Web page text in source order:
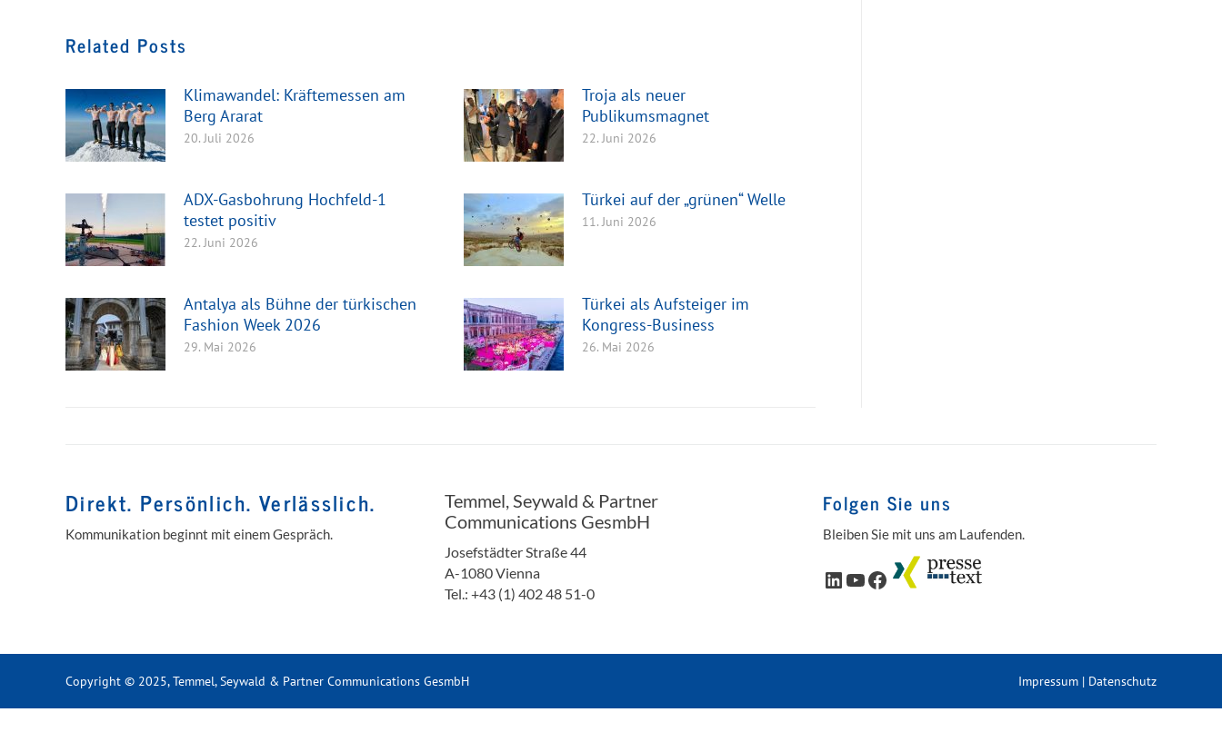
Related Posts
Klimawandel: Kräftemessen am
Berg Ararat
20. Juli 2026
Troja als neuer
Publikumsmagnet
22. Juni 2026
ADX-Gasbohrung Hochfeld-1
testet positiv
22. Juni 2026
Türkei auf der „grünen“ Welle
11. Juni 2026
Antalya als Bühne der türkischen
Fashion Week 2026
29. Mai 2026
Türkei als Aufsteiger im
Kongress-Business
26. Mai 2026
Direkt. Persönlich. Verlässlich.
Kommunikation beginnt mit einem Gespräch.
Temmel, Seywald & Partner
Communications GesmbH
Josefstädter Straße 44
A-1080 Vienna
Tel.: +43 (1) 402 48 51-0
Folgen Sie uns
Bleiben Sie mit uns am Laufenden.
LinkedIn
YouTube
Facebook
Copyright © 2025, Temmel, Seywald & Partner Communications GesmbH Impressum | Datenschutz